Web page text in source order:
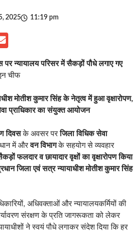
2025 11:19 pm
पर न्यायालय परिसर में सैकड़ों पौधे लगाए गए
चीफ
मोतीश कुमार सिंह के नेतृत्व में हुआ वृक्षारोपण,
प्राधिकार का संयुक्त आयोजन
दिवसके अवसर परजिला विधिक सेवा
में औरवन विभागके सहयोग से व्यवहार
फलदार व छायादार वृक्षों का वृक्षारोपण किया
जिला एवं सत्र न्यायाधीश मोतीश कुमार सिंह
अधिवक्ताओं और न्यायालयकर्मियों की
संरक्षण के प्रति जागरूकता को लेकर
ने स्वयं पौधे लगाकर संदेश दिया कि हर